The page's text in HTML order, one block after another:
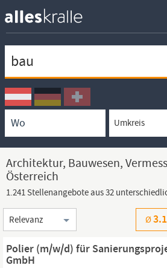
Ortssuche
Umkreissuche
Arbeitsform
Architektur, Bauwesen,
Österreich
1.241 Stellenangebote aus 32
Sortierung
Ø
Polier (m/w/d) für
GmbH